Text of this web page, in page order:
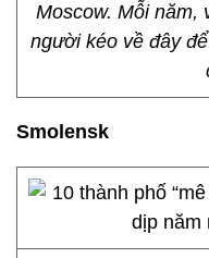
Moscow. Mỗi năm,
người kéo về đây
Smolensk